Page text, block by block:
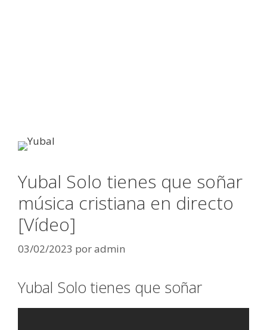
Yubal Solo tienes que soñar
música cristiana en directo
[Vídeo]
03/02/2023 poradmin
Yubal Solo tienes que soñar